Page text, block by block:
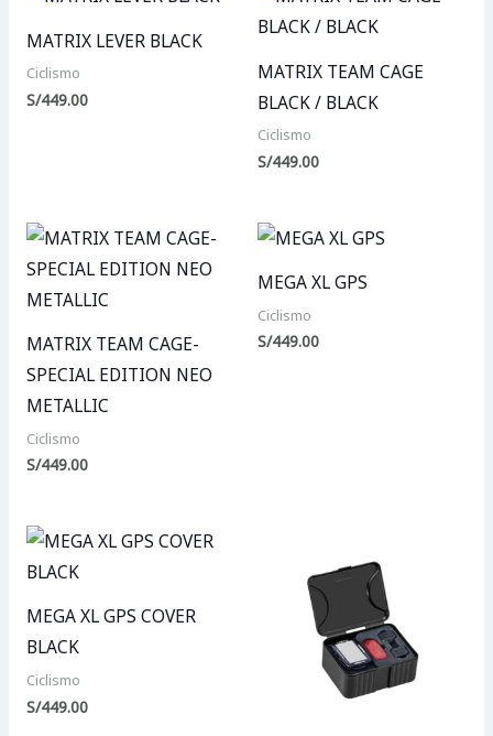
o
MATRIX LEVER BLACK
Ciclismo
S/449.00
MATRIX TEAM CAGE
BLACK / BLACK
Ciclismo
S/449.00
MATRIX TEAM CAGE-
SPECIAL EDITION NEO
METALLIC
Ciclismo
S/449.00
MEGA XL GPS
Ciclismo
S/449.00
MEGA XL GPS COVER
BLACK
Ciclismo
S/449.00